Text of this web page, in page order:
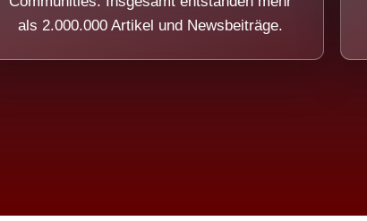
als 2.000.000 Artikel und Newsbeiträge.